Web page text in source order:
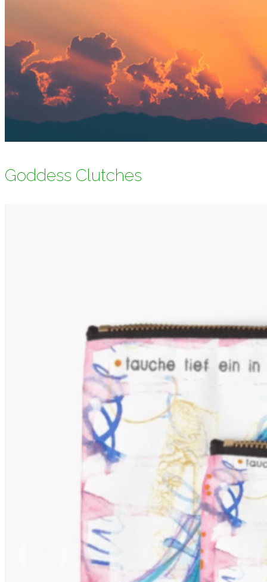
Goddess Clutches